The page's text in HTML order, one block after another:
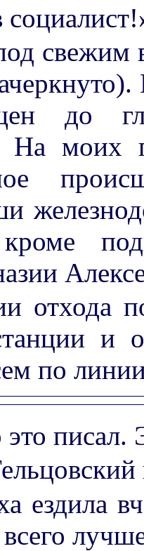
свежим
до
На моих
кроме
отхода
и
по
это
ездила